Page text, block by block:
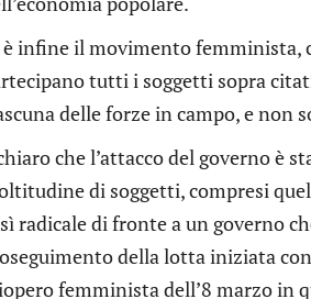
infine il movimento femminista,
tutti i soggetti sopra
delle forze in campo, e non
che l’attacco del governo è
di soggetti, compresi
radicale di fronte a un governo
della lotta iniziata
femminista dell’8 marzo in